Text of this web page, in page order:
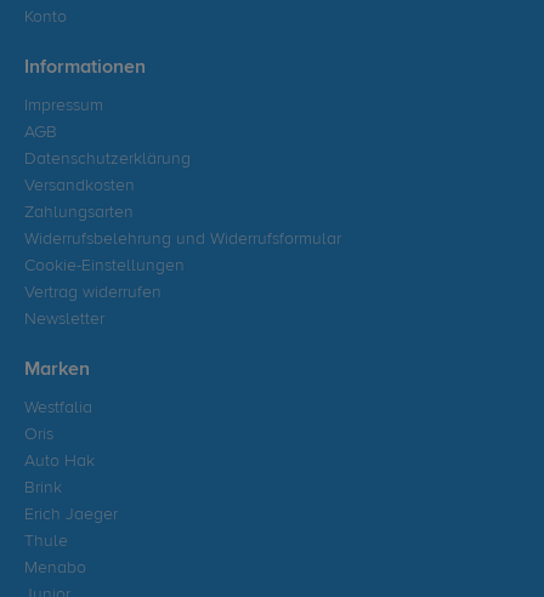
Konto
Informationen
Impressum
AGB
Datenschutzerklärung
Versandkosten
Zahlungsarten
Widerrufsbelehrung und Widerrufsformular
Cookie-Einstellungen
Vertrag widerrufen
Newsletter
Marken
Westfalia
Oris
Auto Hak
Brink
Erich Jaeger
Thule
Menabo